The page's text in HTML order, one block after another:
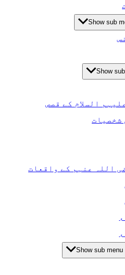
Show sub
Show
السلام کے قصص
شخصیات
اللہ عنہم کے واقعات
Show sub menu